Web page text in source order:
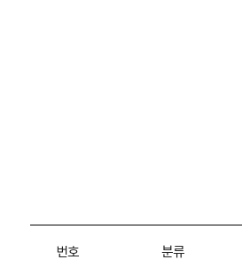
번호 분류